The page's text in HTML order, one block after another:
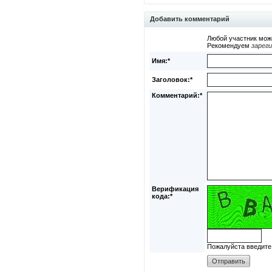
Добавить комментарий
Любой участник
Рекомендуем
Имя:*
Заголовок:*
Комментарий:*
Верификация
кода:*
Пожалуйста